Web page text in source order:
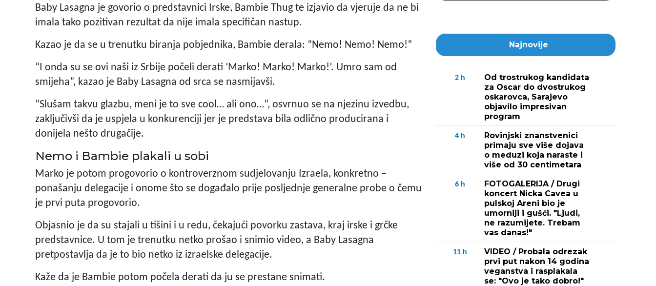
Baby Lasagna je govorio o predstavnici Irske, Bambie Thug te izjavio da vjeruje da ne bi
imala tako pozitivan rezultat da nije imala specifičan nastup.
Kazao je da se u trenutku biranja pobjednika, Bambie derala: “Nemo! Nemo! Nemo!”
“I onda su se ovi naši iz Srbije počeli derati ‘Marko! Marko! Marko!’. Umro sam od
smijeha”, kazao je Baby Lasagna od srca se nasmijavši.
“Slušam takvu glazbu, meni je to sve cool… ali ono…”, osvrnuo se na njezinu izvedbu,
zaključivši da je uspjela u konkurenciji jer je predstava bila odlično producirana i
donijela nešto drugačije.
Nemo i Bambie plakali u sobi
Marko je potom progovorio o kontroverznom sudjelovanju Izraela, konkretno –
ponašanju delegacije i onome što se događalo prije posljednje generalne probe o čemu
je prvi puta progovorio.
Objasnio je da su stajali u tišini i u redu, čekajući povorku zastava, kraj irske i grčke
predstavnice. U tom je trenutku netko prošao i snimio video, a Baby Lasagna
pretpostavlja da je to bio netko iz izraelske delegacije.
Kaže da je Bambie potom počela derati da ju se prestane snimati.
Najnovije
2 h
Od trostrukog kandidata
za Oscar do dvostrukog
oskarovca, Sarajevo
objavilo impresivan
program
4 h
Rovinjski znanstvenici
primaju sve više dojava
o meduzi koja naraste i
više od 30 centimetara
6 h
FOTOGALERIJA / Drugi
koncert Nicka Cavea u
pulskoj Areni bio je
umorniji i gušći. "Ljudi,
ne razumijete. Trebam
vas danas!"
11 h
VIDEO / Probala odrezak
prvi put nakon 14 godina
veganstva i rasplakala
se: "Ovo je tako dobro!"